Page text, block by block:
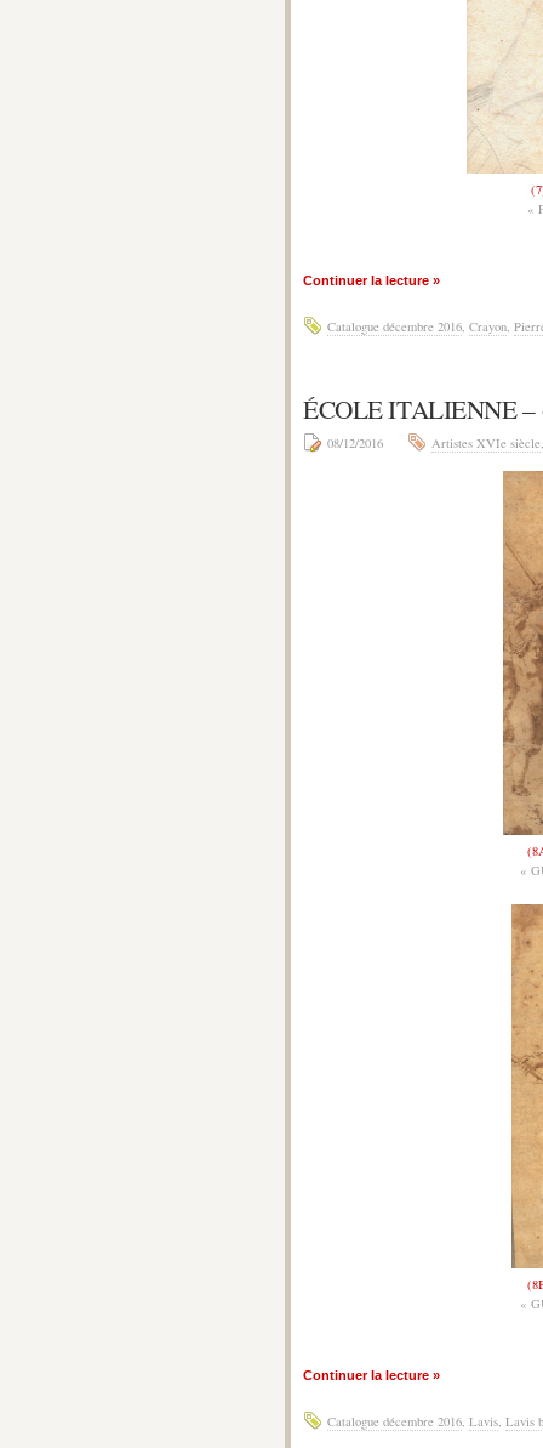
«
Continuer la lecture »
Catalogue décembre 2016, Crayon,
ÉCOLE ITALIENNE –
08/12/2016 Artistes XVIe siècle
«
«
Continuer la lecture »
Catalogue décembre 2016, Lavis, Lavis